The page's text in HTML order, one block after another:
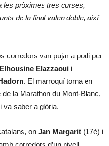
les pròximes tres curses,
de la final valen doble, així
corredors van pujar a podi per
Elhousine Elazzaoui i
. El marroquí torna en
la Marathon du Mont-Blanc,
va saber a glòria.
on Jan Margarit (17è) i
corredors d’un nivell